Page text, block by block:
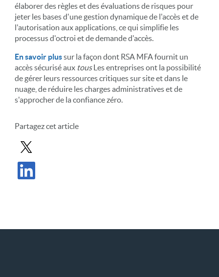
élaborer des règles et des évaluations de risques pour
jeter les bases d'une gestion dynamique de l'accès et de
l'autorisation aux applications, ce qui simplifie les
processus d'octroi et de demande d'accès.
En savoir plussur la façon dont RSA MFA fournit un
accès sécurisé aux tousLes entreprises ont la possibilité
de gérer leurs ressources critiques sur site et dans le
nuage, de réduire les charges administratives et de
s'approcher de la confiance zéro.
Partagez cet article
Partager le message dans X